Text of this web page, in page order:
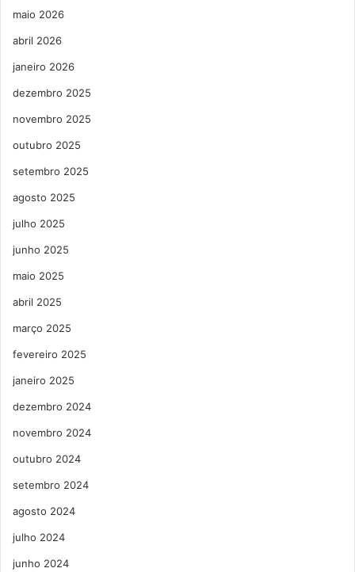
maio 2026
abril 2026
janeiro 2026
dezembro 2025
novembro 2025
outubro 2025
setembro 2025
agosto 2025
julho 2025
junho 2025
maio 2025
abril 2025
março 2025
fevereiro 2025
janeiro 2025
dezembro 2024
novembro 2024
outubro 2024
setembro 2024
agosto 2024
julho 2024
junho 2024